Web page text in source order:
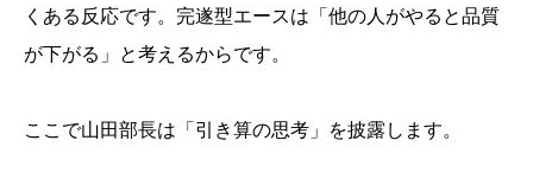
くある反応です。完遂型エースは「他の人がやると品質
が下がる」と考えるからです。
ここで山田部長は「引き算の思考」を披露します。